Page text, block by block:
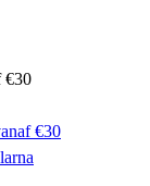
€30
€30